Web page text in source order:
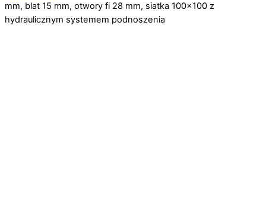
mm, blat 15 mm, otwory fi 28 mm, siatka 100×100 z
hydraulicznym systemem podnoszenia